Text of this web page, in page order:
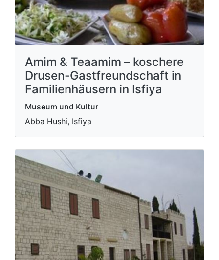
Amim & Teaamim – koschere
Drusen-Gastfreundschaft in
Familienhäusern in Isfiya
Museum und Kultur
Abba Hushi, Isfiya